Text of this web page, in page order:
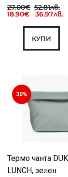
27.00€ 52.81лв.
18.90€ 36.97лв.
КУПИ
30%
Термо чанта
LUNCH, зелен